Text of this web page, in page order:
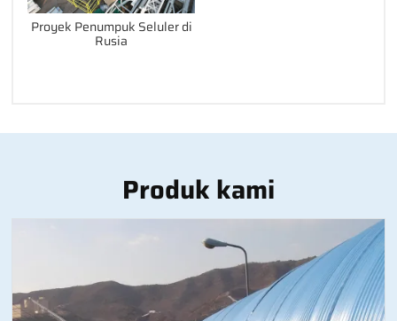
Proyek Penumpuk Seluler di
Rusia
Produk kami